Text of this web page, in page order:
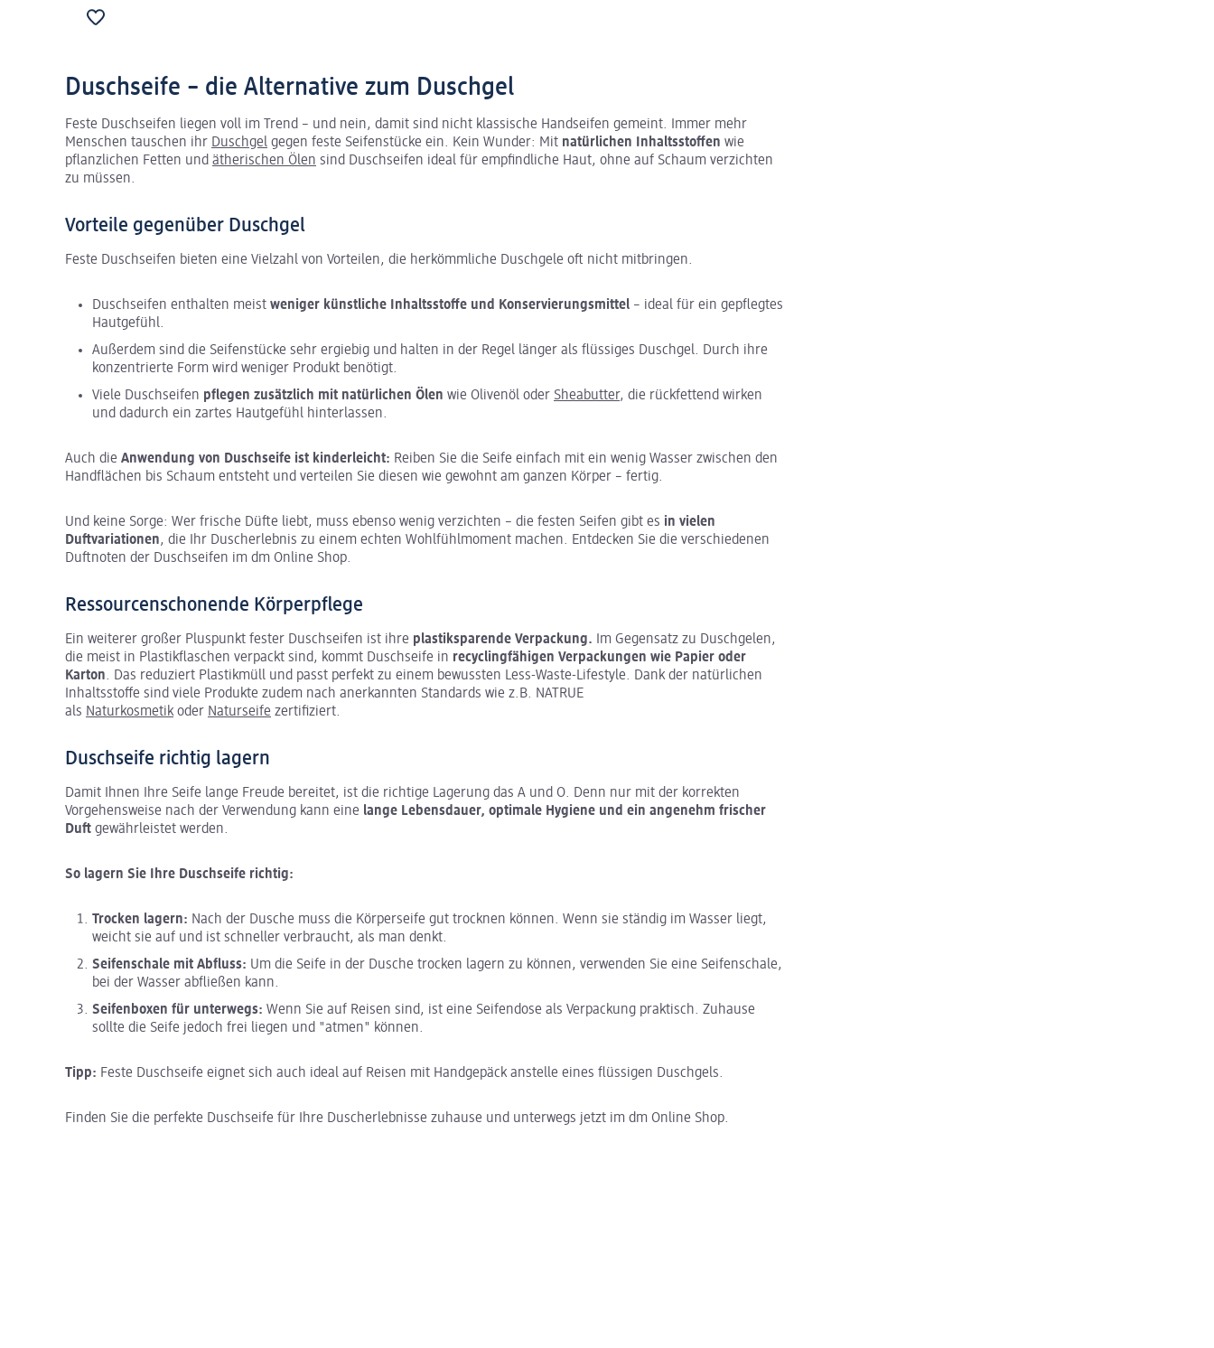
Duschseife – die Alternative zum Duschgel
Feste Duschseifen liegen voll im Trend – und nein, damit sind nicht klassische Handseifen gemeint. Immer mehr
Menschen tauschen ihr Duschgel gegen feste Seifenstücke ein. Kein Wunder: Mit natürlichen Inhaltsstoffen wie
pflanzlichen Fetten und ätherischen Ölen sind Duschseifen ideal für empfindliche Haut, ohne auf Schaum verzichten
zu müssen.
Vorteile gegenüber Duschgel
Feste Duschseifen bieten eine Vielzahl von Vorteilen, die herkömmliche Duschgele oft nicht mitbringen.
Duschseifen enthalten meist weniger künstliche Inhaltsstoffe und Konservierungsmittel – ideal für ein gepflegtes
Hautgefühl.
Außerdem sind die Seifenstücke sehr ergiebig und halten in der Regel länger als flüssiges Duschgel. Durch ihre
konzentrierte Form wird weniger Produkt benötigt.
Viele Duschseifen pflegen zusätzlich mit natürlichen Ölen wie Olivenöl oder Sheabutter, die rückfettend wirken
und dadurch ein zartes Hautgefühl hinterlassen.
Auch die Anwendung von Duschseife ist kinderleicht: Reiben Sie die Seife einfach mit ein wenig Wasser zwischen den
Handflächen bis Schaum entsteht und verteilen Sie diesen wie gewohnt am ganzen Körper – fertig.
Und keine Sorge: Wer frische Düfte liebt, muss ebenso wenig verzichten – die festen Seifen gibt es in vielen
Duftvariationen, die Ihr Duscherlebnis zu einem echten Wohlfühlmoment machen. Entdecken Sie die verschiedenen
Duftnoten der Duschseifen im dm Online Shop.
Ressourcenschonende Körperpflege
Ein weiterer großer Pluspunkt fester Duschseifen ist ihre plastiksparende Verpackung. Im Gegensatz zu Duschgelen,
die meist in Plastikflaschen verpackt sind, kommt Duschseife in recyclingfähigen Verpackungen wie Papier oder
Karton. Das reduziert Plastikmüll und passt perfekt zu einem bewussten Less-Waste-Lifestyle. Dank der natürlichen
Inhaltsstoffe sind viele Produkte zudem nach anerkannten Standards wie z.B. NATRUE
als Naturkosmetikoder Naturseife zertifiziert.
Duschseife richtig lagern
Damit Ihnen Ihre Seife lange Freude bereitet, ist die richtige Lagerung das A und O. Denn nur mit der korrekten
Vorgehensweise nach der Verwendung kann eine lange Lebensdauer, optimale Hygiene und ein angenehm frischer
Duft gewährleistet werden.
So lagern Sie Ihre Duschseife richtig:
Trocken lagern: Nach der Dusche muss die Körperseife gut trocknen können. Wenn sie ständig im Wasser liegt,
weicht sie auf und ist schneller verbraucht, als man denkt.
Seifenschale mit Abfluss: Um die Seife in der Dusche trocken lagern zu können, verwenden Sie eine Seifenschale,
bei der Wasser abfließen kann.
Seifenboxen für unterwegs: Wenn Sie auf Reisen sind, ist eine Seifendose als Verpackung praktisch. Zuhause
sollte die Seife jedoch frei liegen und "atmen" können.
Tipp: Feste Duschseife eignet sich auch ideal auf Reisen mit Handgepäck anstelle eines flüssigen Duschgels.
Finden Sie die perfekte Duschseife für Ihre Duscherlebnisse zuhause und unterwegs jetzt im dm Online Shop.